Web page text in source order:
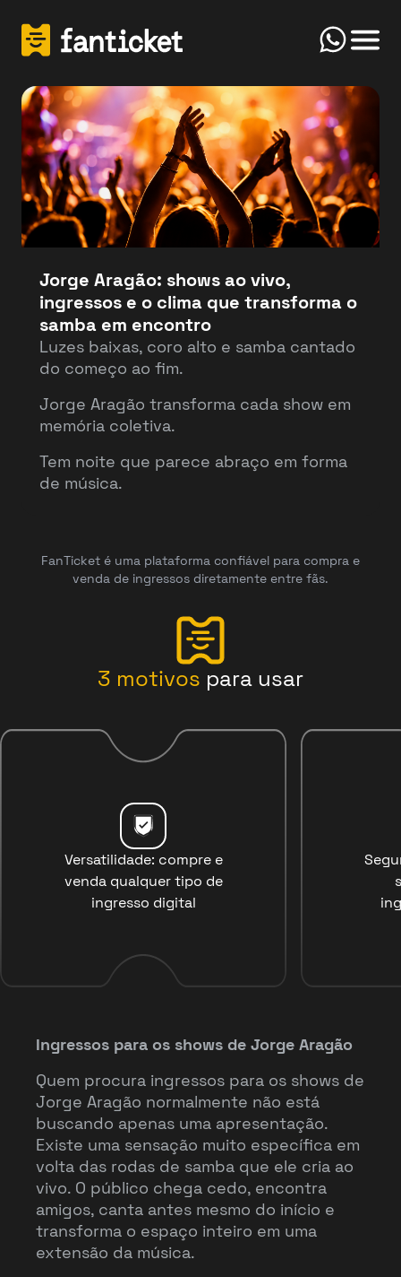
Click
Jorge Aragão: shows ao vivo,
ingressos e o clima que transforma o
samba em encontro
Luzes baixas, coro alto e samba cantado
do começo ao fim.
Jorge Aragão transforma cada show em
memória coletiva.
Tem noite que parece abraço em forma
de música.
FanTicket é uma plataforma confiável para compra e
venda de ingressos diretamente entre fãs.
3 motivos para usar
Versatilidade: compre e
venda qualquer tipo de
ingresso digital
Ingressos para os shows de Jorge Aragão
Quem procura ingressos para os shows de
Jorge Aragão normalmente não está
buscando apenas uma apresentação.
Existe uma sensação muito específica em
volta das rodas de samba que ele cria ao
vivo. O público chega cedo, encontra
amigos, canta antes mesmo do início e
transforma o espaço inteiro em uma
extensão da música.
FanTicket
Olá! Bem-vindo(a) ao FanTicketBot. Como
posso te ajudar hoje? Você deseja vender ou
Vender
Your message
Send